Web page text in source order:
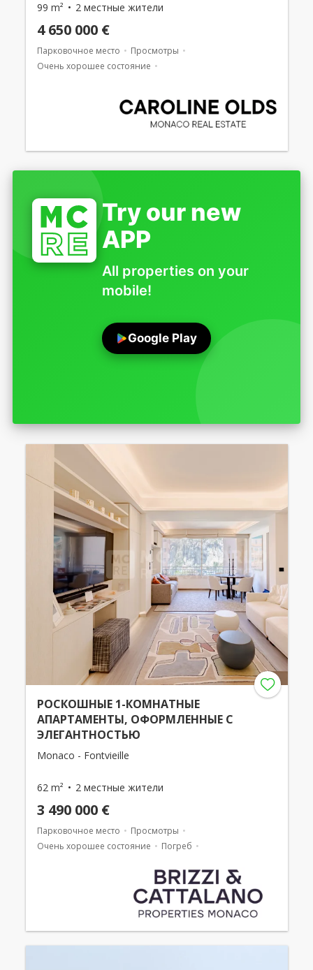
99 m² 2 местные жители
4 650 000 €
Парковочное место
Просмотры
Очень хорошее состояние
Try our new
APP
All properties on your
mobile!
Google Play
РОСКОШНЫЕ 1-КОМНАТНЫЕ
АПАРТАМЕНТЫ, ОФОРМЛЕННЫЕ С
ЭЛЕГАНТНОСТЬЮ
Monaco - Fontvieille
62 m² 2 местные жители
3 490 000 €
Парковочное место
Просмотры
Очень хорошее состояние
Погреб